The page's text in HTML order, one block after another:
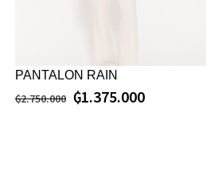
PANTALON RAIN
₲2.750.000 ₲1.375.000